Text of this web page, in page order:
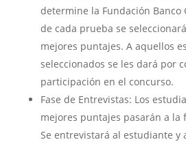
determine la Fundación Banco
de cada prueba se
mejores puntajes. A aquellos
seleccionados se les dará por
participación en el concurso.
Fase de Entrevistas: Los
mejores puntajes pasarán a la
Se entrevistará al estudiante y